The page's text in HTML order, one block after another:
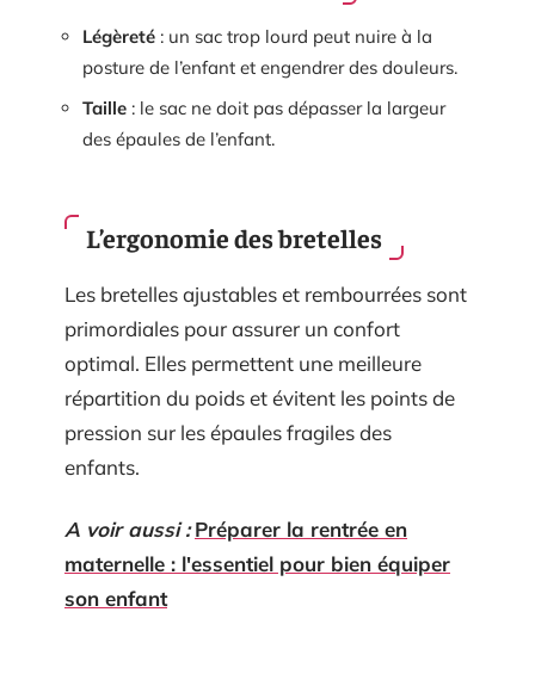
Légèreté : un sac trop lourd peut nuire à la
posture de l’enfant et engendrer des douleurs.
Taille : le sac ne doit pas dépasser la largeur
des épaules de l’enfant.
L’ergonomie des bretelles
Les bretelles ajustables et rembourrées sont
primordiales pour assurer un confort
optimal. Elles permettent une meilleure
répartition du poids et évitent les points de
pression sur les épaules fragiles des
enfants.
A voir aussi : Préparer la rentrée en
maternelle : l'essentiel pour bien équiper
son enfant